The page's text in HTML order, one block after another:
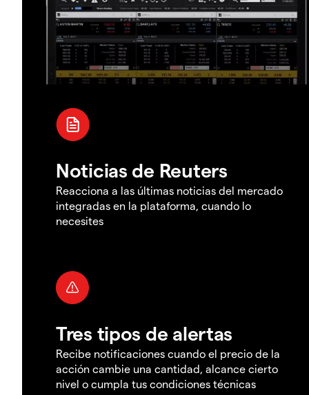
Noticias de Reuters
Reacciona a las últimas noticias del mercado
integradas en la plataforma, cuando lo
necesites
Tres tipos de alertas
Recibe notificaciones cuando el precio de la
acción cambie una cantidad, alcance cierto
nivel o cumpla tus condiciones técnicas